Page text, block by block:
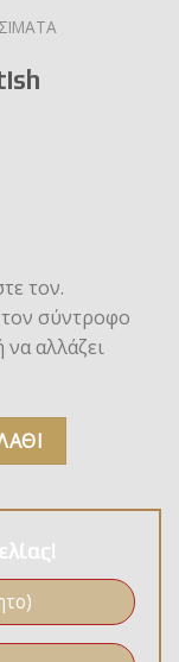
τον.
τον σύντροφο
αλλάζει